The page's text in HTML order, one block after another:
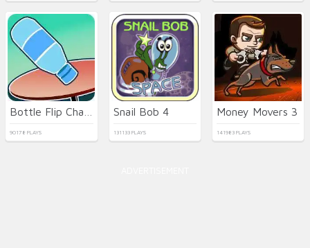
90178 PLAYS
Snail Bob 4
131133 PLAYS
Money Movers 3
141983 PLAYS